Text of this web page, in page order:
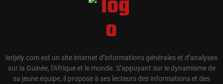
ledjely.com est un site internet d’informations générales et d’analyses
sur la Guinée, l’Afrique et le monde. S’appuyant sur le dynamisme de
sa jeune équipe, il propose à ses lecteurs des informations et des